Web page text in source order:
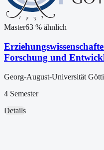
Master63 % ähnlich
Forschung und
Georg-August-Universität
4 Semester
Details